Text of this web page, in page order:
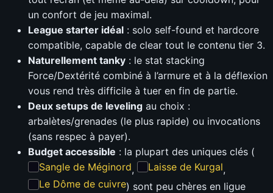
un confort de jeu maximal.
League starter idéal : solo self-found et hardcore
compatible, capable de clear tout le contenu tier 3.
Naturellement tanky : le stat stacking
Force/Dextérité combiné à l’armure et à la déflexion
vous rend très difficile à tuer en fin de partie.
Deux setups de leveling au choix :
arbalètes/grenades (le plus rapide) ou invocations
(sans respec à payer).
Budget accessible : la plupart des uniques clés (
Sangle de Méginord, Laisse de Kurgal,
Le Dôme de cuivre) sont peu chères en ligue